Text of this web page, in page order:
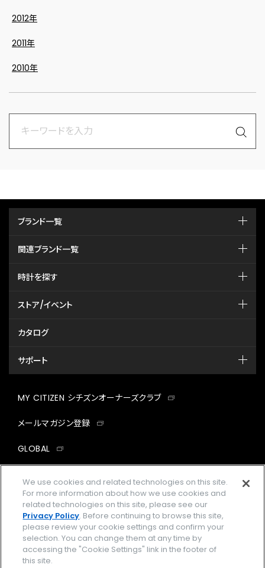
2012年
2011年
2010年
ブランド一覧
関連ブランド一覧
時計を探す
ストア/イベント
カタログ
サポート
MY CITIZEN シチズンオーナーズクラブ
メールマガジン登録
GLOBAL
facebookinstagramtwitter
企業情報 ご利用規約
プライバシーポリシー Cookies Settings
We use cookies and related technologies on this site.
For more information about how we use cookies and
related technologies on this site, please see our
Privacy Policy. Before continuing to browse this site,
please review your cookie settings and confirm your
selection. You can change them at any time by
accessing the "Cookie Settings" link in the footer of
this site.